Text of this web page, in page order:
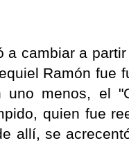
a cambiar a
Ramón fue
menos, el
quien fue
allí, se